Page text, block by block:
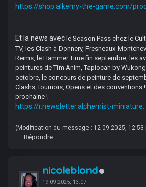
https://shop.alkemy-the-game.com/
Et la news avec le Season Pass chez le
TV, les Clash à Donnery, Fresneaux-
Reims, le Hammer Time fin septembre, les
peintures de Tim Anim, Tapiocah by
octobre, le concours de peinture de
Clashs, tournois, Opens et des conventions
prochaine !
https://r.newsletter.alchemist-
(Modification du message : 12-09-2025, 12:53
Répondre
nicoleblond
19-09-2025, 13:07